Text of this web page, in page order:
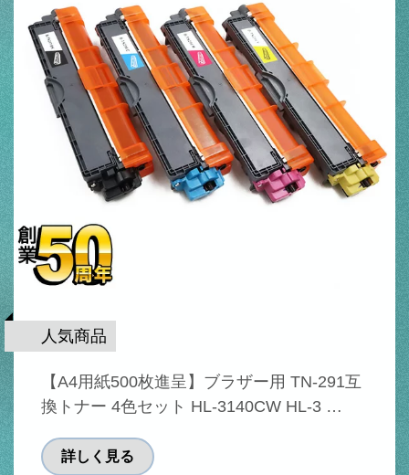
人気商品
【A4用紙500枚進呈】ブラザー用 TN-291互
換トナー 4色セット HL-3140CW HL-3 …
詳しく見る